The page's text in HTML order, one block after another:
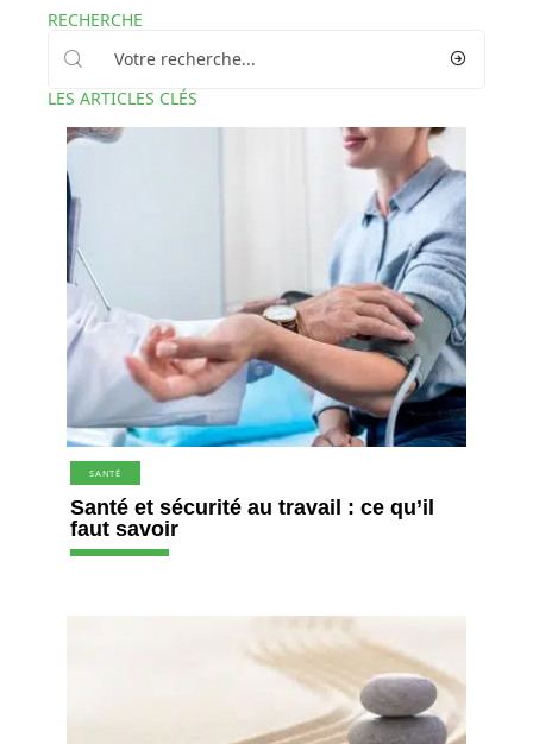
RECHERCHE
LES ARTICLES CLÉS
SANTÉ
Santé et sécurité au travail : ce qu’il
faut savoir